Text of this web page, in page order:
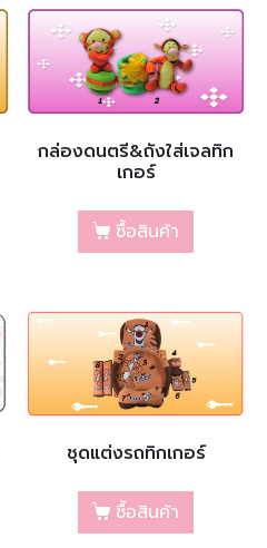
กล่องดนตรี&ถังใส่เจลทิก
เกอร์
ซื้อสินค้า
ชุดแต่งรถทิกเกอร์
ซื้อสินค้า